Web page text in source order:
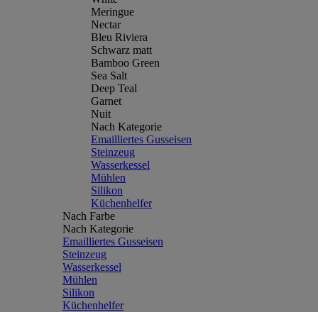
Meringue
Nectar
Bleu Riviera
Schwarz matt
Bamboo Green
Sea Salt
Deep Teal
Garnet
Nuit
Nach Kategorie
Emailliertes Gusseisen
Steinzeug
Wasserkessel
Mühlen
Silikon
Küchenhelfer
Nach Farbe
Nach Kategorie
Emailliertes Gusseisen
Steinzeug
Wasserkessel
Mühlen
Silikon
Küchenhelfer